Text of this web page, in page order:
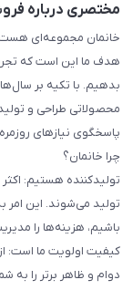
مختصری درباره
خانمان مجموعه‌ای هست
هدف ما این است که
بدهیم. با تکیه بر
محصولاتی طراحی و
پاسخگوی نیازهای
چرا خانمان؟
تولیدکننده هستیم:
تولید می‌شوند. این امر
باشیم، هزینه‌ها را
کیفیت اولویت ما است: از
دوام و ظاهر برتر را به